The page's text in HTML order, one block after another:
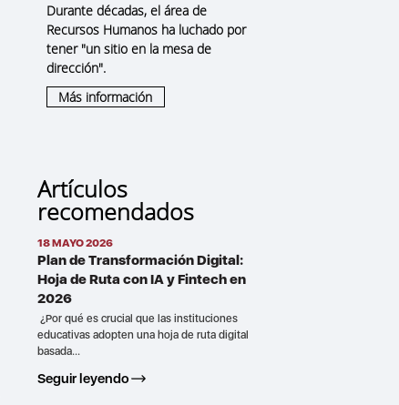
Durante décadas, el área de
Recursos Humanos ha luchado por
tener "un sitio en la mesa de
dirección".
Más información
Artículos
recomendados
18 MAYO 2026
Plan de Transformación Digital:
Hoja de Ruta con IA y Fintech en
2026
¿Por qué es crucial que las instituciones
educativas adopten una hoja de ruta digital
basada...
Seguir leyendo